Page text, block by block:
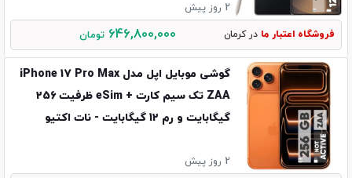
2 روز پیش
فروشگاه اعتبار ما در کرمان 646,800,000 تومان
گوشی موبایل اپل مدل iPhone 17 Pro Max
ZAA تک سیم کارت + eSim ظرفیت 256
گیگابایت و رم 12 گیگابایت - نات اکتیو
2 روز پیش